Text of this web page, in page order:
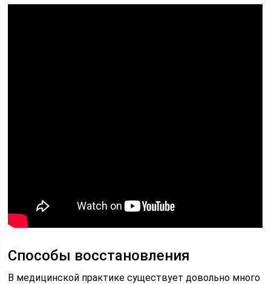
Способы восстановления
В медицинской практике существует довольно много